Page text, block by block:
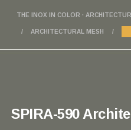
THE INOX IN COLOR ·
ARCHITECTURAL MESH
SPIRA-590